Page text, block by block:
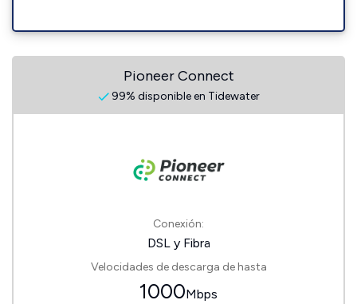
Pioneer Connect
99% disponible en Tidewater
Conexión:
DSL y Fibra
Velocidades de descarga de hasta
1000Mbps